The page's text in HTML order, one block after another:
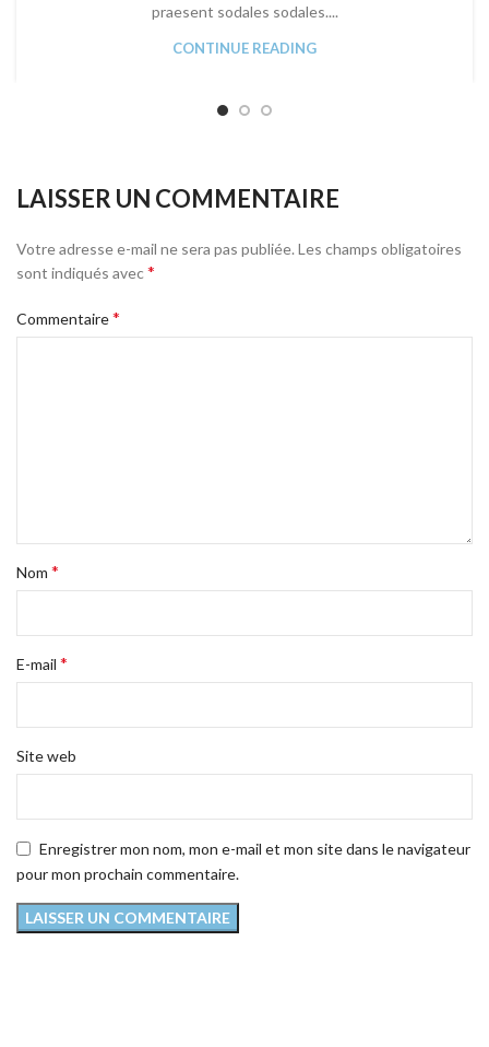
praesent sodales sodales....
CONTINUE READING
LAISSER UN COMMENTAIRE
Votre adresse e-mail ne sera pas publiée. Les champs obligatoires
sont indiqués avec*
Commentaire*
Nom *
E-mail *
Site web
Enregistrer mon nom, mon e-mail et mon site dans le navigateur
pour mon prochain commentaire.